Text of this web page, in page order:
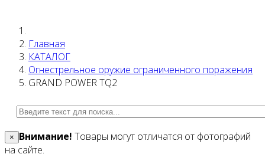
Главная
КАТАЛОГ
Огнестрельное оружие ограниченного поражения
GRAND POWER TQ2
× Внимание! Товары могут отличатся от фотографий
на сайте.